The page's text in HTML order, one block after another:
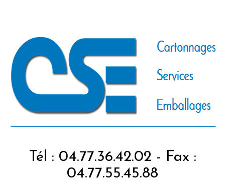
Tél : 04.77.36.42.02 - Fax :
04.77.55.45.88